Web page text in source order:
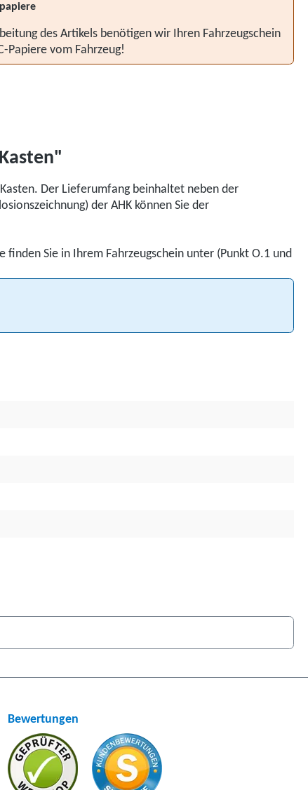
des Artikels benötigen wir Ihren Fahrzeugschein
Papiere vom Fahrzeug!
Der Lieferumfang beinhaltet neben der
der AHK können Sie der
Sie in Ihrem Fahrzeugschein unter (Punkt O.1 und
Bewertungen